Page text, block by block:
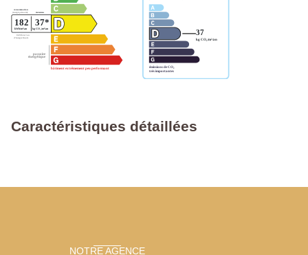
Caractéristiques détaillées
NOTRE AGENCE